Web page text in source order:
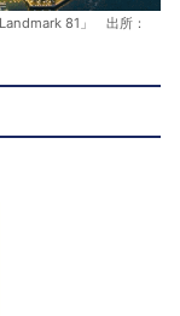
81」 出所：